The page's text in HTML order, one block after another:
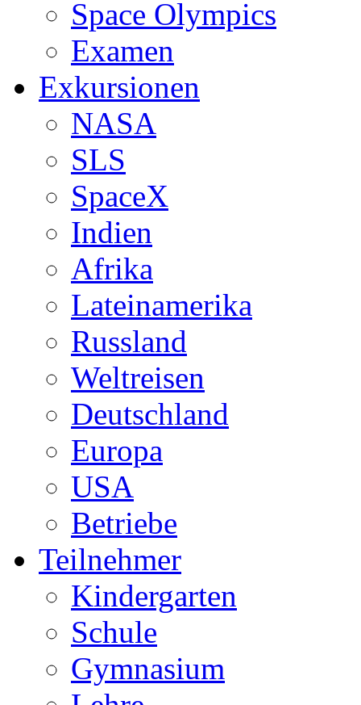
Space Olympics
Examen
Exkursionen
NASA
SLS
SpaceX
Indien
Afrika
Lateinamerika
Russland
Weltreisen
Deutschland
Europa
USA
Betriebe
Teilnehmer
Kindergarten
Schule
Gymnasium